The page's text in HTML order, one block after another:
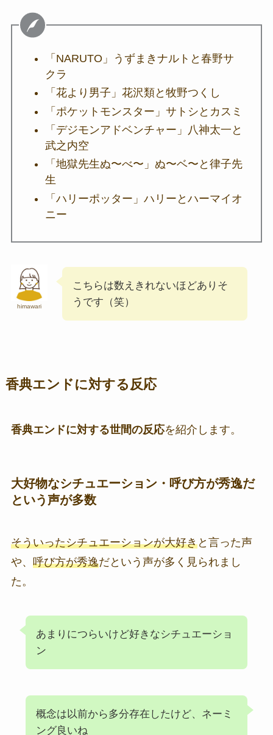
「NARUTO」うずまきナルトと春野サ
クラ
「花より男子」花沢類と牧野つくし
「ポケットモンスター」サトシとカスミ
「デジモンアドベンチャー」八神太一と
武之内空
「地獄先生ぬ〜べ〜」ぬ〜ベ〜と律子先
生
「ハリーポッター」ハリーとハーマイオ
ニー
himawari
こちらは数えきれないほどありそ
うです（笑）
香典エンドに対する反応
香典エンドに対する世間の反応を紹介します。
大好物なシチュエーション・呼び方が秀逸だ
という声が多数
そういったシチュエーションが大好きと言った声
や、 呼び方が秀逸だという声が多く見られまし
た。
あまりにつらいけど好きなシチュエーショ
ン
概念は以前から多分存在したけど、ネーミ
ング良いね